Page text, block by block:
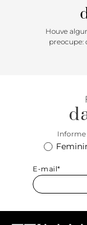
que ela possa ser
uma sandália.
Houve
preocupe:
Informe
E-mail*